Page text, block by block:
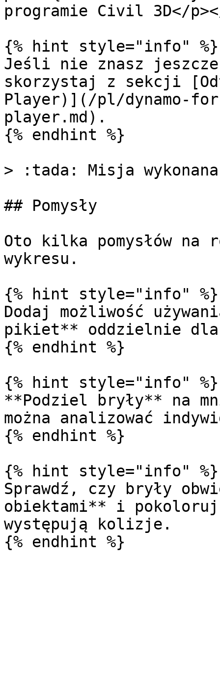
programie Civil 3D</
{% hint style="info" %}
Jeśli nie znasz jeszcze
skorzystaj z sekcji
Player)](/pl/dynamo-
player.md).
{% endhint %}
> :tada: Misja
## Pomysły
Oto kilka pomysłów na
wykresu.
{% hint style="info" %}
Dodaj możliwość
pikiet** oddzielnie dla
{% endhint %}
{% hint style="info" %}
**Podziel bryły** na
można analizować
{% endhint %}
{% hint style="info" %}
Sprawdź, czy bryły
obiektami** i
występują kolizje.